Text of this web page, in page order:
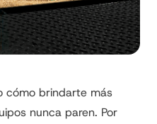
cómo brindarte más
nunca paren. Por